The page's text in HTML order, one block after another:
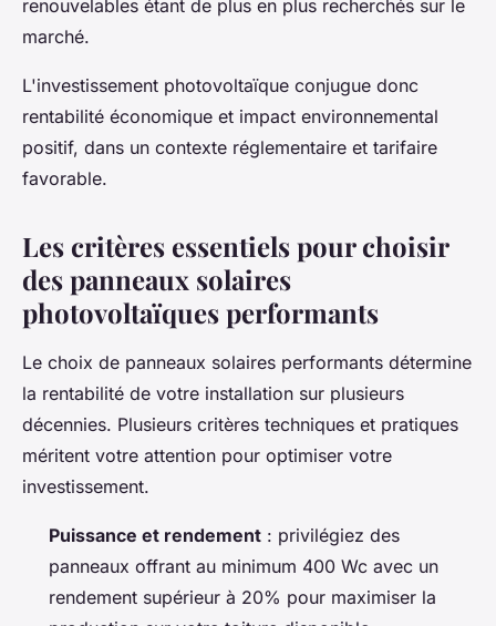
renouvelables étant de plus en plus recherchés sur le
marché.
L'investissement photovoltaïque conjugue donc
rentabilité économique et impact environnemental
positif, dans un contexte réglementaire et tarifaire
favorable.
Les critères essentiels pour choisir
des panneaux solaires
photovoltaïques performants
Le choix de panneaux solaires performants détermine
la rentabilité de votre installation sur plusieurs
décennies. Plusieurs critères techniques et pratiques
méritent votre attention pour optimiser votre
investissement.
Puissance et rendement : privilégiez des
panneaux offrant au minimum 400 Wc avec un
rendement supérieur à 20% pour maximiser la